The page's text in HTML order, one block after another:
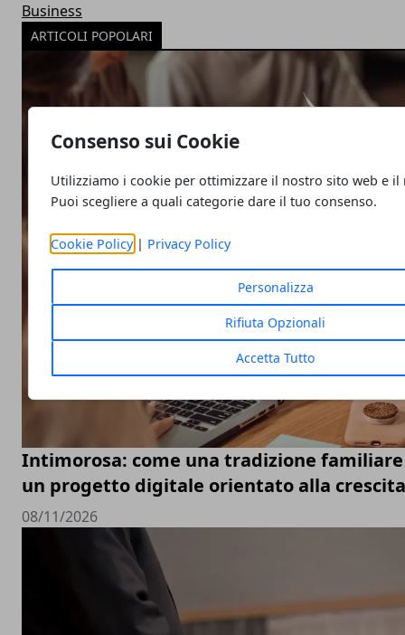
Consenso sui Cookie
Utilizziamo i cookie per ottimizzare il nostro sito web e il
Puoi scegliere a quali categorie dare il tuo consenso.
Cookie Policy| Privacy Policy
Personalizza
Rifiuta Opzionali
Accetta Tutto
Business
ARTICOLI POPOLARI
Intimorosa: come una tradizione
un progetto digitale orientato alla
08/11/2026